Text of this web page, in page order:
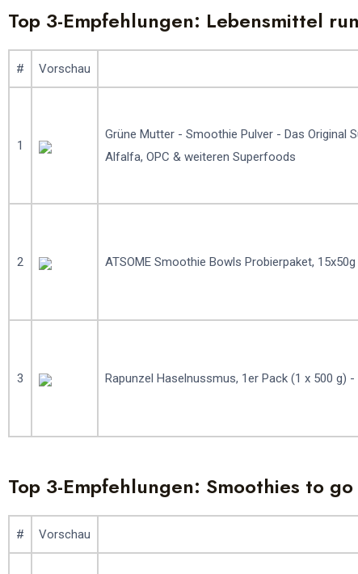
Top 3-Empfehlungen: Lebensmittel
# Vorschau
1
Grüne Mutter - Smoothie Pulver - Das Original
Alfalfa, OPC & weiteren Superfoods
2 ATSOME Smoothie Bowls Probierpaket,
3 Rapunzel Haselnussmus, 1er Pack (1 x 500 g) -
Top 3-Empfehlungen: Smoothies to go
# Vorschau